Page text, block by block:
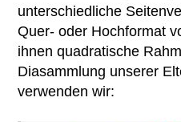
unterschiedliche
Quer- oder Hochformat
ihnen quadratische
Diasammlung unserer
verwenden wir: